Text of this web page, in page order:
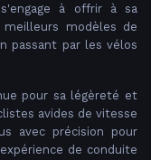
à offrir à sa
modèles de
passant par les vélos
pour sa légèreté et
avides de vitesse
avec précision pour
de conduite